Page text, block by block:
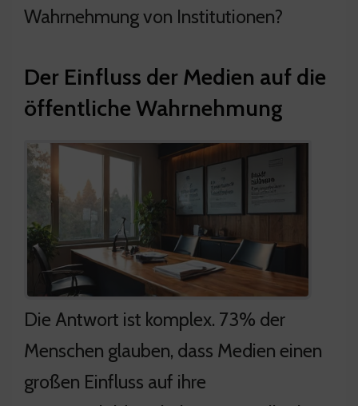
Wahrnehmung von Institutionen?
Der Einfluss der Medien auf die
öffentliche Wahrnehmung
Die Antwort ist komplex. 73% der
Menschen glauben, dass Medien einen
großen Einfluss auf ihre